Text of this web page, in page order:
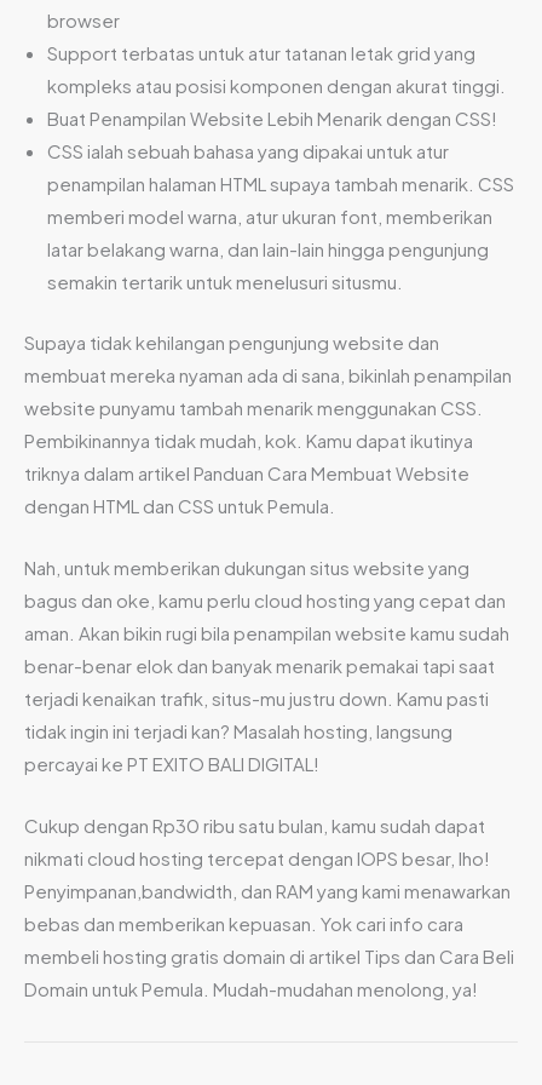
browser
Support terbatas untuk atur tatanan letak grid yang
kompleks atau posisi komponen dengan akurat tinggi.
Buat Penampilan Website Lebih Menarik dengan CSS!
CSS ialah sebuah bahasa yang dipakai untuk atur
penampilan halaman HTML supaya tambah menarik. CSS
memberi model warna, atur ukuran font, memberikan
latar belakang warna, dan lain-lain hingga pengunjung
semakin tertarik untuk menelusuri situsmu.
Supaya tidak kehilangan pengunjung website dan
membuat mereka nyaman ada di sana, bikinlah penampilan
website punyamu tambah menarik menggunakan CSS.
Pembikinannya tidak mudah, kok. Kamu dapat ikutinya
triknya dalam artikel Panduan Cara Membuat Website
dengan HTML dan CSS untuk Pemula.
Nah, untuk memberikan dukungan situs website yang
bagus dan oke, kamu perlu cloud hosting yang cepat dan
aman. Akan bikin rugi bila penampilan website kamu sudah
benar-benar elok dan banyak menarik pemakai tapi saat
terjadi kenaikan trafik, situs-mu justru down. Kamu pasti
tidak ingin ini terjadi kan? Masalah hosting, langsung
percayai ke PT EXITO BALI DIGITAL!
Cukup dengan Rp30 ribu satu bulan, kamu sudah dapat
nikmati cloud hosting tercepat dengan IOPS besar, lho!
Penyimpanan,bandwidth, dan RAM yang kami menawarkan
bebas dan memberikan kepuasan. Yok cari info cara
membeli hosting gratis domain di artikel Tips dan Cara Beli
Domain untuk Pemula. Mudah-mudahan menolong, ya!